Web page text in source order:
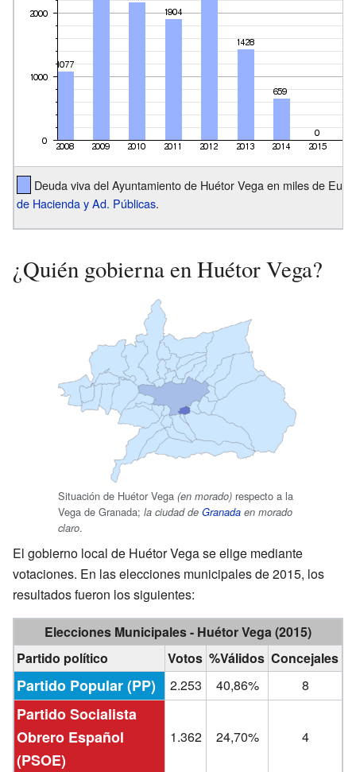
Deuda viva del Ayuntamiento de Huétor Vega en miles de
de Hacienda y Ad. Públicas.
¿Quién gobierna en Huétor Vega?
Situación de Huétor Vega (en morado) respecto a la
Vega de Granada; la ciudad de Granada en morado
claro.
El gobierno local de Huétor Vega se elige mediante
votaciones. En las elecciones municipales de 2015, los
resultados fueron los siguientes:
Elecciones Municipales - Huétor Vega (2015)
Partido político
Votos %Válidos Concejales
Partido Popular (PP) 2.253 40,86% 8
Partido Socialista
Obrero Español
(PSOE)
1.362 24,70% 4